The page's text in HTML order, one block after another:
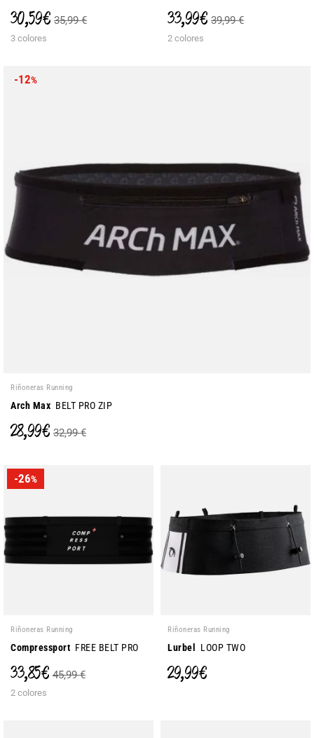
30,59 € 35,99 €
3 colores
33,99 € 39,99 €
2 colores
-12%
Riñoneras Running
Arch Max BELT PRO ZIP
28,99 € 32,99 €
-26%
Riñoneras Running
Compressport FREE BELT PRO
33,85 € 45,99 €
2 colores
Riñoneras Running
Lurbel LOOP TWO
29,99 €